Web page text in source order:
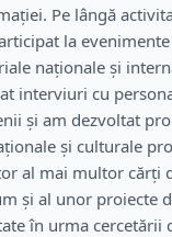
Pe lângă
la
naționale și
interviuri cu
și am dezvoltat
și culturale
al mai multor cărți
și al unor proiecte
în urma cercetării